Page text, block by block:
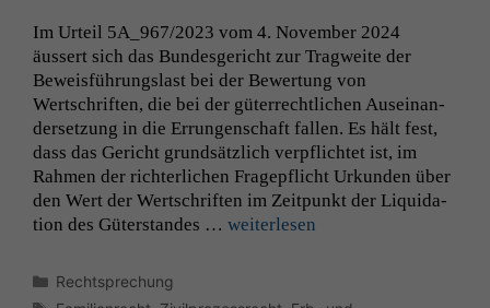
Im Urteil 5A_967/2023 vom 4. Novem­ber 2024
äussert sich das Bun­des­gericht zur Trag­weite der
Bewe­is­führungslast bei der Bew­er­tung von
Wertschriften, die bei der güter­rechtlichen Auseinan­
der­set­zung in die Errun­gen­schaft fall­en. Es hält fest,
dass das Gericht grund­sät­zlich verpflichtet ist, im
Rah­men der richter­lichen Fragepflicht Urkun­den über
den Wert der Wertschriften im Zeit­punkt der Liq­ui­da­
tion des Güter­standes … weit­er­lesen
Kategorien
Rechtsprechung
Schlagwörter